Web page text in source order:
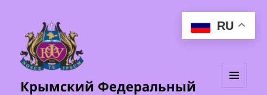
Крымский Федеральный
RU